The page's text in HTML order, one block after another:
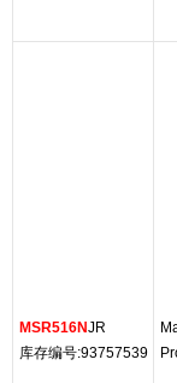
MSR516NJR
库存编号:93757539